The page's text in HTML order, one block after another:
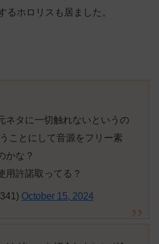
るホロリスも居ました。
ネタに一切触れないというの
ことにして音源をフリー素
かな？
用許諾取ってる？
October 15, 2024